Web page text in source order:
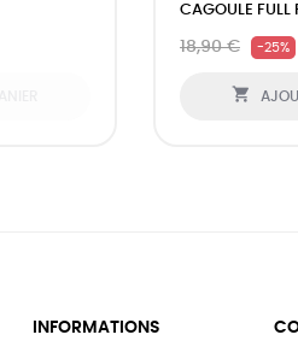
CAGOULE FULL
18,90 € -25%

INFORMATIONS